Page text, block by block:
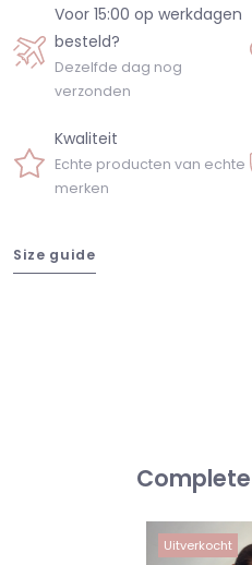
Voor 15:00 op werkdagen
besteld?
Dezelfde dag nog
verzonden
Kwaliteit
Echte producten van echte
merken
Size guide
Uitverkocht